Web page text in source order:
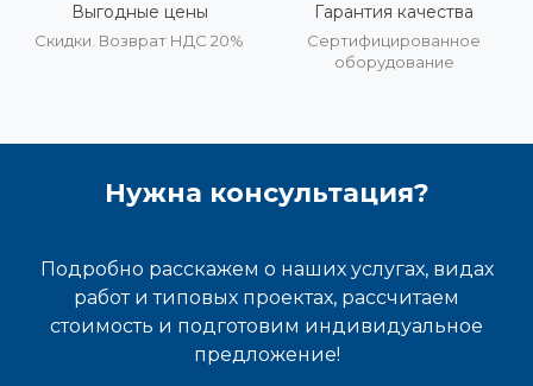
Выгодные цены
Скидки. Возврат НДС 20%
Гарантия качества
Сертифицированное
оборудование
Нужна консультация?
Подробно расскажем о наших услугах, видах
работ и типовых проектах, рассчитаем
стоимость и подготовим индивидуальное
предложение!